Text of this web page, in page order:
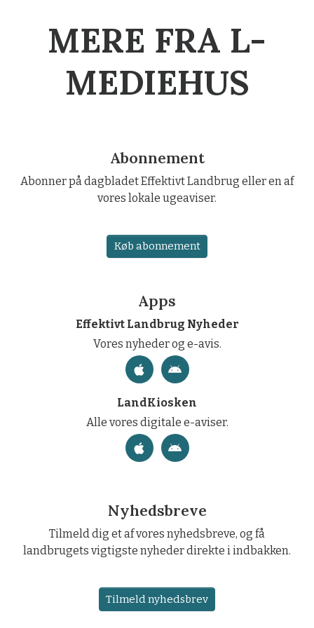
MERE FRA L-
MEDIEHUS
Abonnement
Abonner på dagbladet Effektivt Landbrug eller en af
vores lokale ugeaviser.
Køb abonnement
Apps
Effektivt Landbrug Nyheder
Vores nyheder og e-avis.
LandKiosken
Alle vores digitale e-aviser.
Nyhedsbreve
Tilmeld dig et af vores nyhedsbreve, og få
landbrugets vigtigste nyheder direkte i indbakken.
Tilmeld nyhedsbrev